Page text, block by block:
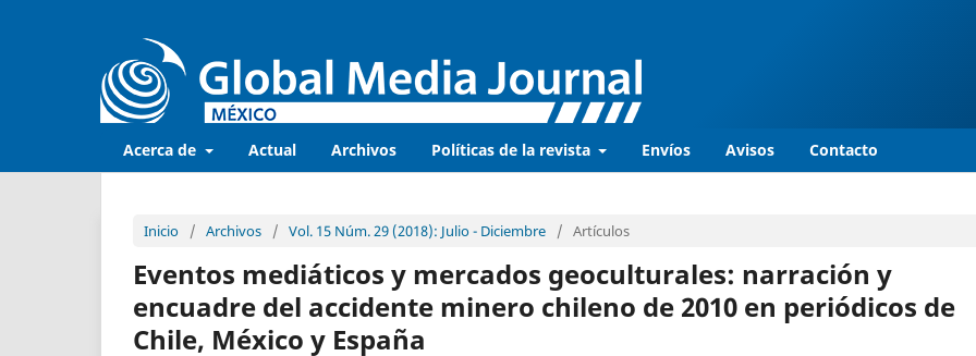
Acerca de Actual Archivos Políticas de la revista Envíos Avisos Contacto
Inicio / Archivos / Vol. 15 Núm. 29 (2018): Julio - Diciembre / Artículos
Eventos mediáticos y mercados geoculturales: narración y
encuadre del accidente minero chileno de 2010 en periódicos de
Chile, México y España